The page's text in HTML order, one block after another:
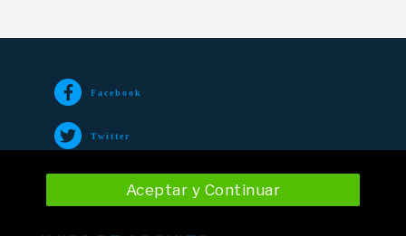
Facebook
Twitter
Aceptar y Continuar